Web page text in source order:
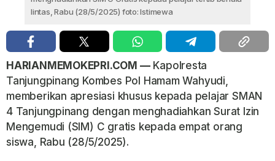
lintas, Rabu (28/5/2025) foto: Istimewa
HARIANMEMOKEPRI.COM —Kapolresta
Tanjungpinang Kombes Pol Hamam Wahyudi,
memberikan apresiasi khusus kepada pelajar SMAN
4 Tanjungpinang dengan menghadiahkan Surat Izin
Mengemudi (SIM) C gratis kepada empat orang
siswa, Rabu (28/5/2025).